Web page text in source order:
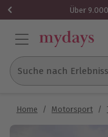
Über
Suche nach
Home / Motorsport /